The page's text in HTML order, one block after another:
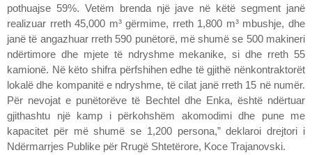
pothuajse 59%. Vetëm brenda një jave në këtë segment janë
realizuar rreth 45,000 m³ gërmime, rreth 1,800 m³ mbushje, dhe
janë të angazhuar rreth 590 punëtorë, më shumë se 500 makineri
ndërtimore dhe mjete të ndryshme mekanike, si dhe rreth 55
kamionë. Në këto shifra përfshihen edhe të gjithë nënkontraktorët
lokalë dhe kompanitë e ndryshme, të cilat janë rreth 15 në numër.
Për nevojat e punëtorëve të Bechtel dhe Enka, është ndërtuar
gjithashtu një kamp i përkohshëm akomodimi dhe pune me
kapacitet për më shumë se 1,200 persona,” deklaroi drejtori i
Ndërmarrjes Publike për Rrugë Shtetërore, Koce Trajanovski.